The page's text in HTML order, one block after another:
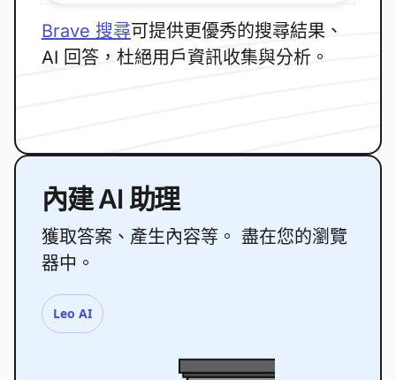
Brave 搜尋可提供更優秀的搜尋結果、
AI 回答，杜絕用戶資訊收集與分析。
內建 AI 助理
獲取答案、產生內容等。 盡在您的瀏覽
器中。
Leo AI